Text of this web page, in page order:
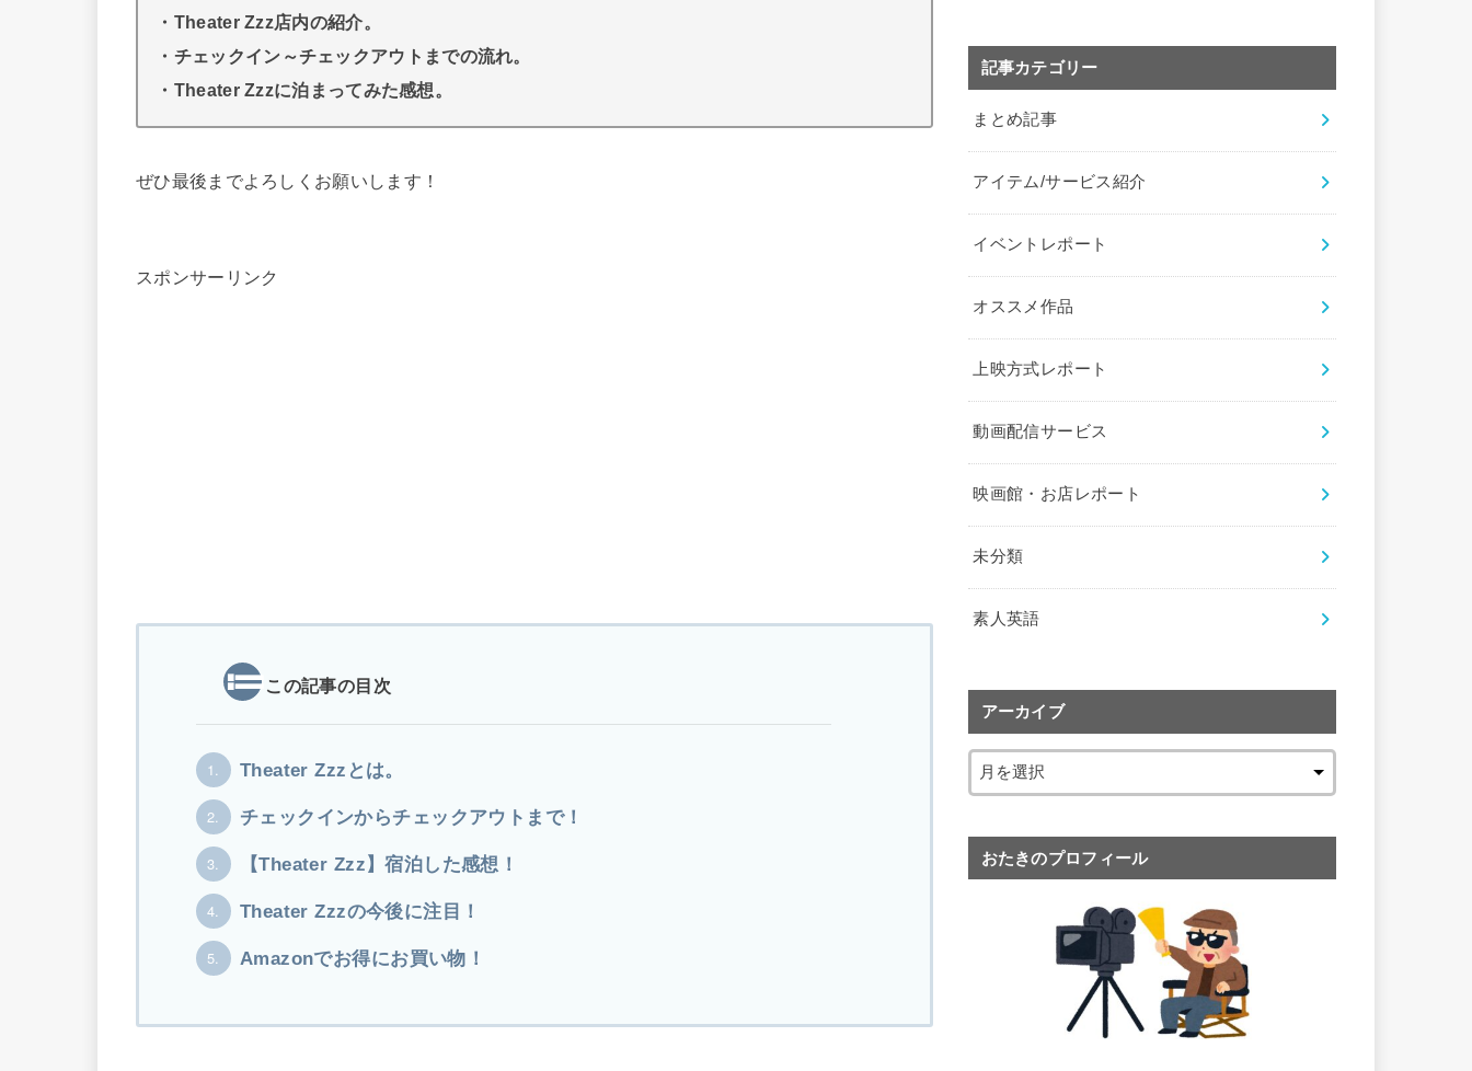
・Theater Zzz店内の紹介。
・チェックイン～チェックアウトまでの流れ。
・Theater Zzzに泊まってみた感想。
ぜひ最後までよろしくお願いします！
スポンサーリンク
この記事の目次
1. Theater Zzzとは。
2. チェックインからチェックアウトまで！
3. 【Theater Zzz】宿泊した感想！
4. Theater Zzzの今後に注目！
5. Amazonでお得にお買い物！
記事カテゴリー
まとめ記事
アイテム/サービス紹介
イベントレポート
オススメ作品
上映方式レポート
動画配信サービス
映画館・お店レポート
未分類
素人英語
アーカイブ
おたきのプロフィール